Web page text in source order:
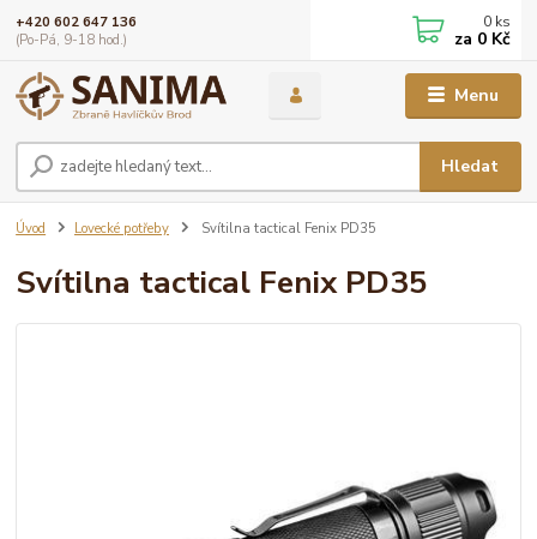
Menu
Hledat
+420 602 647 136
(Po-Pá, 9-18 hod.)
0 ks
za 0 Kč
Úvod Lovecké potřeby Svítilna tactical Fenix PD35
Svítilna tactical Fenix PD35